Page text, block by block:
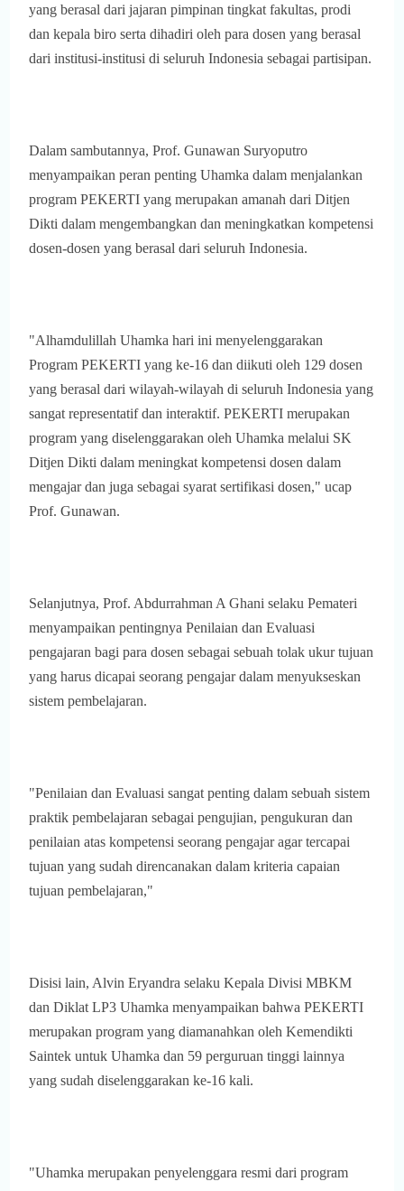
yang berasal dari jajaran pimpinan tingkat fakultas, prodi
dan kepala biro serta dihadiri oleh para dosen yang berasal
dari institusi-institusi di seluruh Indonesia sebagai partisipan.
Dalam sambutannya, Prof. Gunawan Suryoputro
menyampaikan peran penting Uhamka dalam menjalankan
program PEKERTI yang merupakan amanah dari Ditjen
Dikti dalam mengembangkan dan meningkatkan kompetensi
dosen-dosen yang berasal dari seluruh Indonesia.
"Alhamdulillah Uhamka hari ini menyelenggarakan
Program PEKERTI yang ke-16 dan diikuti oleh 129 dosen
yang berasal dari wilayah-wilayah di seluruh Indonesia yang
sangat representatif dan interaktif. PEKERTI merupakan
program yang diselenggarakan oleh Uhamka melalui SK
Ditjen Dikti dalam meningkat kompetensi dosen dalam
mengajar dan juga sebagai syarat sertifikasi dosen," ucap
Prof. Gunawan.
Selanjutnya, Prof. Abdurrahman A Ghani selaku Pemateri
menyampaikan pentingnya Penilaian dan Evaluasi
pengajaran bagi para dosen sebagai sebuah tolak ukur tujuan
yang harus dicapai seorang pengajar dalam menyukseskan
sistem pembelajaran.
"Penilaian dan Evaluasi sangat penting dalam sebuah sistem
praktik pembelajaran sebagai pengujian, pengukuran dan
penilaian atas kompetensi seorang pengajar agar tercapai
tujuan yang sudah direncanakan dalam kriteria capaian
tujuan pembelajaran,"
Disisi lain, Alvin Eryandra selaku Kepala Divisi MBKM
dan Diklat LP3 Uhamka menyampaikan bahwa PEKERTI
merupakan program yang diamanahkan oleh Kemendikti
Saintek untuk Uhamka dan 59 perguruan tinggi lainnya
yang sudah diselenggarakan ke-16 kali.
"Uhamka merupakan penyelenggara resmi dari program